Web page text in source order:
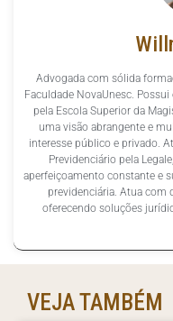
Advogada com sólida
Faculdade NovaUnesc.
pela Escola Superior da
uma visão abrangente e
interesse público e privado.
Previdenciário pela
aperfeiçoamento constante e
previdenciária. Atua com
oferecendo soluções
VEJA TAMBÉM